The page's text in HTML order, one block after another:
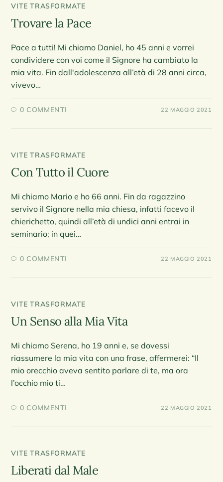
VITE TRASFORMATE
Trovare la Pace
Pace a tutti! Mi chiamo Daniel, ho 45 anni e vorrei
condividere con voi come il Signore ha cambiato la
mia vita. Fin dall'adolescenza all’età di 28 anni circa,
vivevo…
0 COMMENTI 22 MAGGIO 2021
VITE TRASFORMATE
Con Tutto il Cuore
Mi chiamo Mario e ho 66 anni. Fin da ragazzino
servivo il Signore nella mia chiesa, infatti facevo il
chierichetto, quindi all’età di undici anni entrai in
seminario; in quei…
0 COMMENTI 22 MAGGIO 2021
VITE TRASFORMATE
Un Senso alla Mia Vita
Mi chiamo Serena, ho 19 anni e, se dovessi
riassumere la mia vita con una frase, affermerei: “Il
mio orecchio aveva sentito parlare di te, ma ora
l’occhio mio ti…
0 COMMENTI 22 MAGGIO 2021
VITE TRASFORMATE
Liberati dal Male